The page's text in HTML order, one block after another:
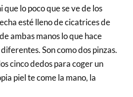
que lo poco que se ve de los
esté lleno de cicatrices de
ambas manos lo que hace
Son como dos pinzas.
cinco dedos para coger un
piel te come la mano, la